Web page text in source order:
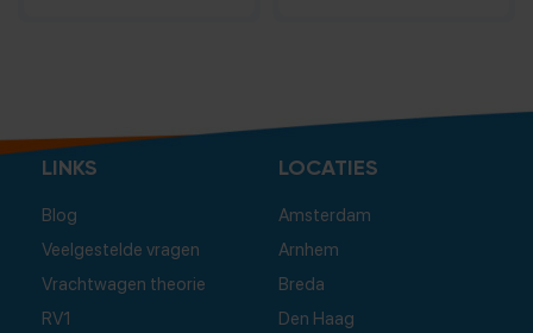
LINKS
Blog
Veelgestelde vragen
Vrachtwagen theorie
RV1
LOCATIES
Amsterdam
Arnhem
Breda
Den Haag